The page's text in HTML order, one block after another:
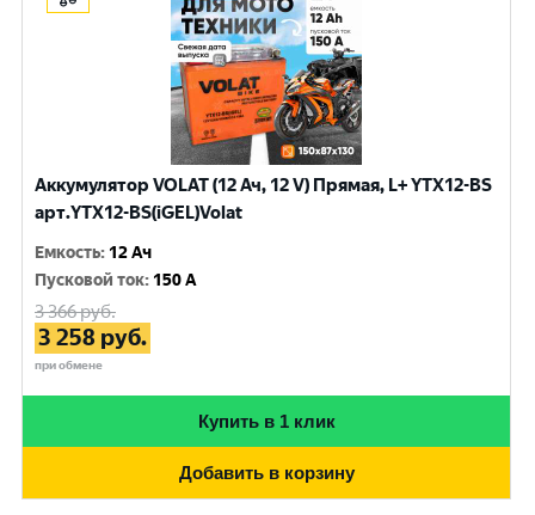
Аккумулятор VOLAT (12 Ач, 12 V) Прямая, L+ YTX12-BS
арт.YTX12-BS(iGEL)Volat
Емкость: 12 Ач
Пусковой ток: 150 A
3 366руб.
3 258 руб.
при обмене
Купить в 1 клик
Добавить в корзину